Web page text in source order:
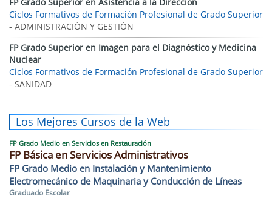
Ciclos Formativos de Formación Profesional de Grado Superior
- ADMINISTRACIÓN Y GESTIÓN
FP Grado Superior en Imagen para el Diagnóstico y Medicina
Nuclear
Ciclos Formativos de Formación Profesional de Grado Superior
- SANIDAD
Los Mejores Cursos de la Web
FP Grado Medio en Servicios en Restauración
FP Básica en Servicios Administrativos
FP Grado Medio en Instalación y Mantenimiento
Electromecánico de Maquinaria y Conducción de Líneas
Graduado Escolar